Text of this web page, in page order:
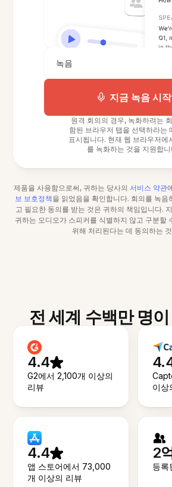
녹음
지금 녹음 시작
원격 회의의 경우, 녹화하려는
함된 브라우저 탭을 선택하라는
표시됩니다. 현재 웹 브라우저에
를 녹화하는 것을 지원합니
제품을 사용함으로써, 귀하는 당사의 서비스 약관
보 보호정책을 읽었음을 확인합니다. 회의를 녹음
고 필요한 동의를 받는 것은 귀하의 책임입니다.
귀하는 오디오가 스피커를 식별하지 않고 구분할
위해 처리된다는 데 동의하는
전 세계 수백만 명
4.4
G2에서 2,100개 이상의
리뷰
이상
4.4
앱 스토어에서 73,000
개 이상의 리뷰
2
등록